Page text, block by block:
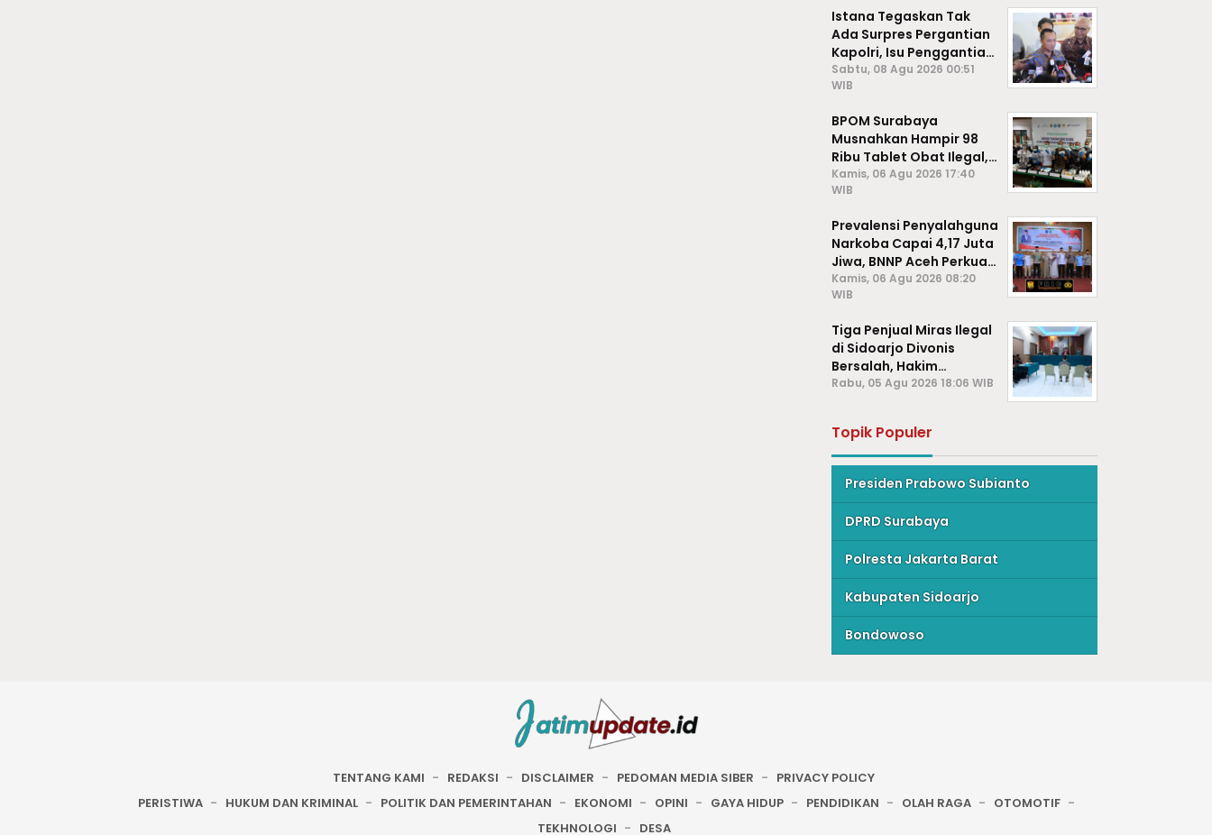
Istana Tegaskan Tak
Ada Surpres Pergantian
Kapolri, Isu Penggantian
Listyo Sigit Dipastikan
Hoaks
Sabtu, 08 Agu 2026 00:51
WIB
BPOM Surabaya
Musnahkan Hampir 98
Ribu Tablet Obat Ilegal,
Cegah Penyalahgunaan
di Kalangan Pelajar
Kamis, 06 Agu 2026 17:40
WIB
Prevalensi Penyalahguna
Narkoba Capai 4,17 Juta
Jiwa, BNNP Aceh Perkuat
P4GN di Subulussalam
Kamis, 06 Agu 2026 08:20
WIB
Tiga Penjual Miras Ilegal
di Sidoarjo Divonis
Bersalah, Hakim
Jatuhkan Denda hingga
Rabu, 05 Agu 2026 18:06 WIB
Topik Populer
Presiden Prabowo Subianto
DPRD Surabaya
Polresta Jakarta Barat
Kabupaten Sidoarjo
Bondowoso
TENTANG KAMI REDAKSI DISCLAIMER PEDOMAN MEDIA SIBER
PRIVACY POLICY
PERISTIWA
HUKUM DAN KRIMINAL POLITIK DAN PEMERINTAHAN EKONOMI OPINI GAYA HIDUP PENDIDIKAN OLAH RAGA
OTOMOTIF
TEKHNOLOGI
DESA